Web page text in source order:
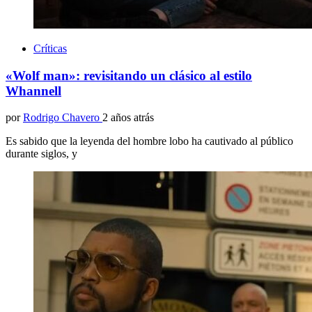
Críticas
«Wolf man»: revisitando un clásico al estilo
Whannell
por Rodrigo Chavero 2 años atrás
Es sabido que la leyenda del hombre lobo ha cautivado al público
durante siglos, y